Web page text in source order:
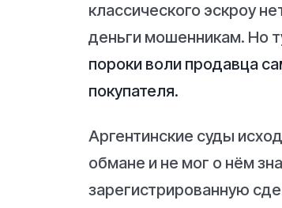
классического эскроу
деньги мошенникам. Но
пороки воли продавца
покупателя.
Аргентинские суды
обмане и не мог о нём
зарегистрированную